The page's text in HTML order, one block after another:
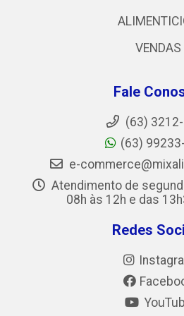
VENDAS
Fale
(63)
(63)
e-
Atendimento de
08h às 12h e das
Redes